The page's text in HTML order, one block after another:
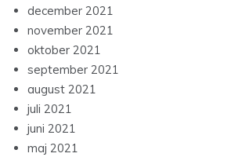
december 2021
november 2021
oktober 2021
september 2021
august 2021
juli 2021
juni 2021
maj 2021